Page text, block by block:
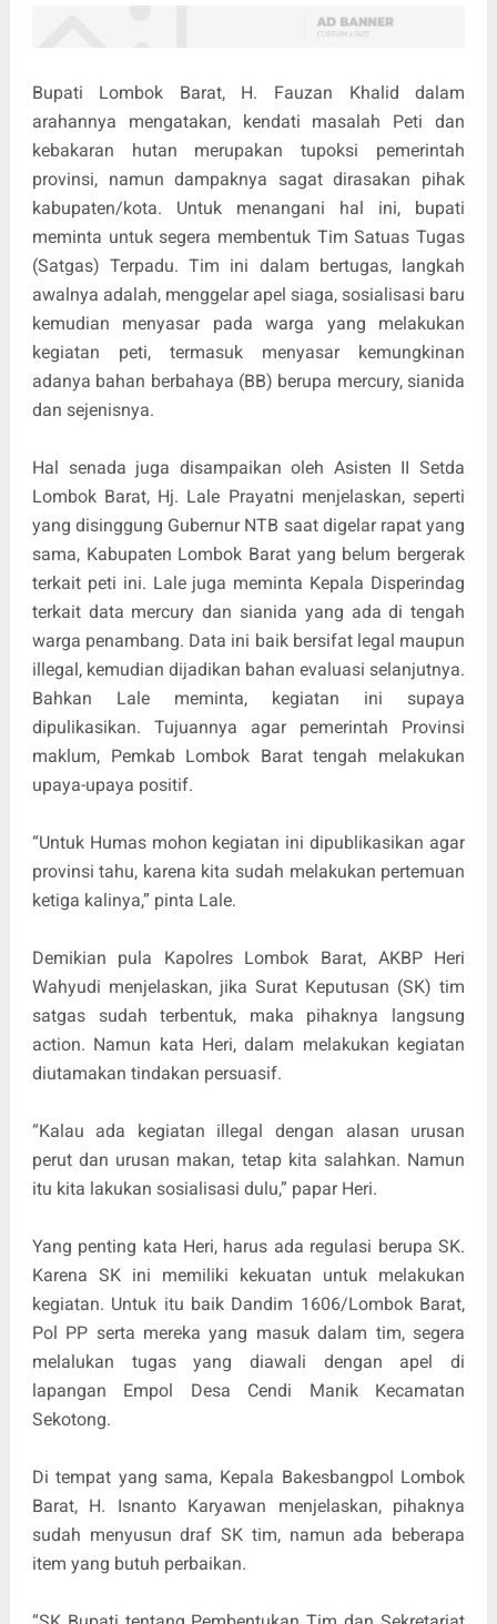
Bupati Lombok Barat, H. Fauzan Khalid dalam
arahannya mengatakan, kendati masalah Peti dan
kebakaran hutan merupakan tupoksi pemerintah
provinsi, namun dampaknya sagat dirasakan pihak
kabupaten/kota. Untuk menangani hal ini, bupati
meminta untuk segera membentuk Tim Satuas Tugas
(Satgas) Terpadu. Tim ini dalam bertugas, langkah
awalnya adalah, menggelar apel siaga, sosialisasi baru
kemudian menyasar pada warga yang melakukan
kegiatan peti, termasuk menyasar kemungkinan
adanya bahan berbahaya (BB) berupa mercury, sianida
dan sejenisnya.
Hal senada juga disampaikan oleh Asisten II Setda
Lombok Barat, Hj. Lale Prayatni menjelaskan, seperti
yang disinggung Gubernur NTB saat digelar rapat yang
sama, Kabupaten Lombok Barat yang belum bergerak
terkait peti ini. Lale juga meminta Kepala Disperindag
terkait data mercury dan sianida yang ada di tengah
warga penambang. Data ini baik bersifat legal maupun
illegal, kemudian dijadikan bahan evaluasi selanjutnya.
Bahkan Lale meminta, kegiatan ini supaya
dipulikasikan. Tujuannya agar pemerintah Provinsi
maklum, Pemkab Lombok Barat tengah melakukan
upaya-upaya positif.
“Untuk Humas mohon kegiatan ini dipublikasikan agar
provinsi tahu, karena kita sudah melakukan pertemuan
ketiga kalinya,” pinta Lale.
Demikian pula Kapolres Lombok Barat, AKBP Heri
Wahyudi menjelaskan, jika Surat Keputusan (SK) tim
satgas sudah terbentuk, maka pihaknya langsung
action. Namun kata Heri, dalam melakukan kegiatan
diutamakan tindakan persuasif.
“Kalau ada kegiatan illegal dengan alasan urusan
perut dan urusan makan, tetap kita salahkan. Namun
itu kita lakukan sosialisasi dulu,” papar Heri.
Yang penting kata Heri, harus ada regulasi berupa SK.
Karena SK ini memiliki kekuatan untuk melakukan
kegiatan. Untuk itu baik Dandim 1606/Lombok Barat,
Pol PP serta mereka yang masuk dalam tim, segera
melalukan tugas yang diawali dengan apel di
lapangan Empol Desa Cendi Manik Kecamatan
Sekotong.
Di tempat yang sama, Kepala Bakesbangpol Lombok
Barat, H. Isnanto Karyawan menjelaskan, pihaknya
sudah menyusun draf SK tim, namun ada beberapa
item yang butuh perbaikan.